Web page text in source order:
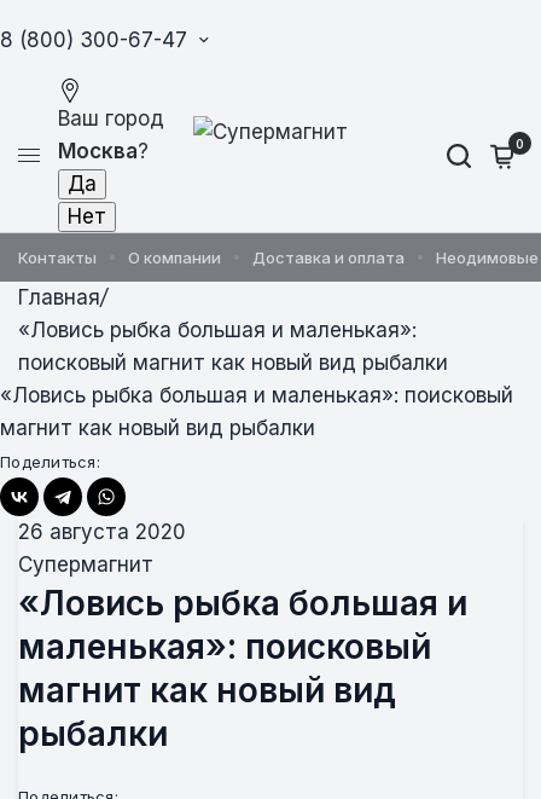
8 (800) 300-67-47
Ваш город
Москва? 0
Контакты О компании Доставка и оплата
Главная/
«Ловись рыбка большая и маленькая»:
поисковый магнит как новый вид рыбалки
«Ловись рыбка большая и маленькая»: поисковый
магнит как новый вид рыбалки
Поделиться:
26 августа 2020
Супермагнит
«Ловись рыбка большая и
маленькая»: поисковый
магнит как новый вид
рыбалки